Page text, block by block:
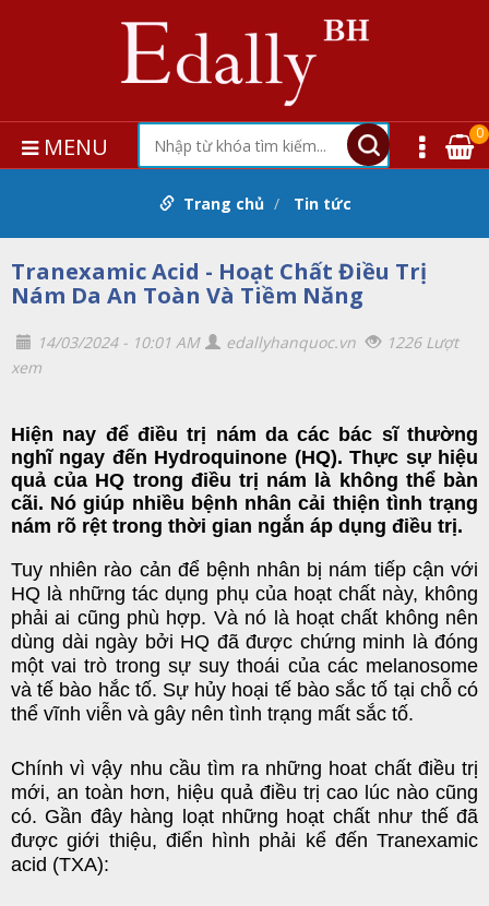
MENU 0
Trang chủ Tin tức
Tranexamic Acid - Hoạt Chất Điều Trị
Nám Da An Toàn Và Tiềm Năng
14/03/2024 - 10:01 AM edallyhanquoc.vn
1226 Lượt
xem
Hiện nay để điều trị nám da các bác sĩ thường
nghĩ ngay đến Hydroquinone (HQ). Thực sự hiệu
quả của HQ trong điều trị nám là không thể bàn
cãi. Nó giúp nhiều bệnh nhân cải thiện tình trạng
nám rõ rệt trong thời gian ngắn áp dụng điều trị.
Tuy nhiên rào cản để bệnh nhân bị nám tiếp cận với
HQ là những tác dụng phụ của hoạt chất này, không
phải ai cũng phù hợp. Và nó là hoạt chất không nên
dùng dài ngày bởi HQ đã được chứng minh là đóng
một vai trò trong sự suy thoái của các melanosome
và tế bào hắc tố. Sự hủy hoại tế bào sắc tố tại chỗ có
thể vĩnh viễn và gây nên tình trạng mất sắc tố.
Chính vì vậy nhu cầu tìm ra những hoat chất điều trị
mới, an toàn hơn, hiệu quả điều trị cao lúc nào cũng
có. Gần đây hàng loạt những hoạt chất như thế đã
được giới thiệu, điển hình phải kể đến Tranexamic
acid (TXA):